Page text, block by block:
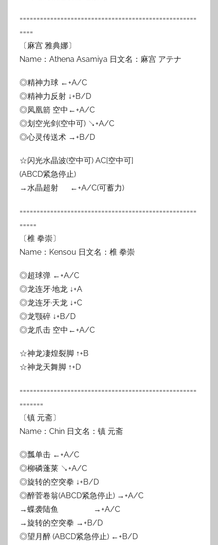
====================================================
====
〔麻宫 雅典娜〕
Name：Athena Asamiya 日文名：麻宫 アテナ
◎精神力球 ←+A/C
◎精神力反射 ↓+B/D
◎凤凰箭 空中←+A/C
◎划空光剑(空中可) ↘+A/C
◎心灵传送术 →+B/D
☆闪光水晶波(空中可) AC[空中可]
(ABCD紧急停止)
→水晶超射 ←+A/C(可蓄力)
====================================================
=====
〔椎 拳崇〕
Name：Kensou 日文名：椎 拳崇
◎超球弹 ←+A/C
◎龙连牙·地龙 ↓+A
◎龙连牙·天龙 ↓+C
◎龙颚碎 ↓+B/D
◎龙爪击 空中←+A/C
☆神龙凄煌裂脚 ↑+B
☆神龙天舞脚 ↑+D
====================================================
=======
〔镇 元斋〕
Name：Chin 日文名：镇 元斋
◎瓢单击 ←+A/C
◎柳磷蓬莱 ↘+A/C
◎旋转的空突拳 ↓+B/D
◎醉菅卷翁(ABCD紧急停止) →+A/C
→蝶袭陆鱼 →+A/C
→旋转的空突拳 →+B/D
◎望月醉 (ABCD紧急停止) ←+B/D